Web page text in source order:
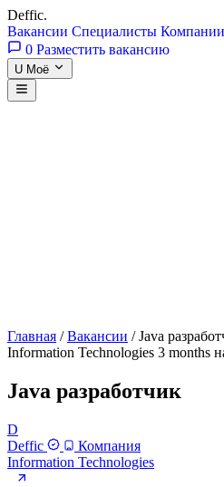
Deffic.
Вакансии Специалисты Компании
0 Разместить вакансию
U Моё
Главная / Вакансии / Java
Information Technologies 3 months
Java разработчик
D
Deffic
Компания
Information Technologies